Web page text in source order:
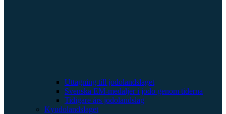
Uttagning till jodolandslaget
Svenska EM-medaljer i jodo genom tiderna
Tidigare års jodolandslag
Kyudolandslaget